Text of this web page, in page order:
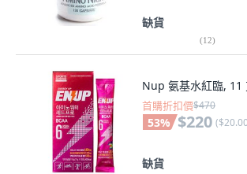
缺貨
(12)
Nup 氨基水紅臨, 11
首購折扣價$470
53% $220 (
缺貨